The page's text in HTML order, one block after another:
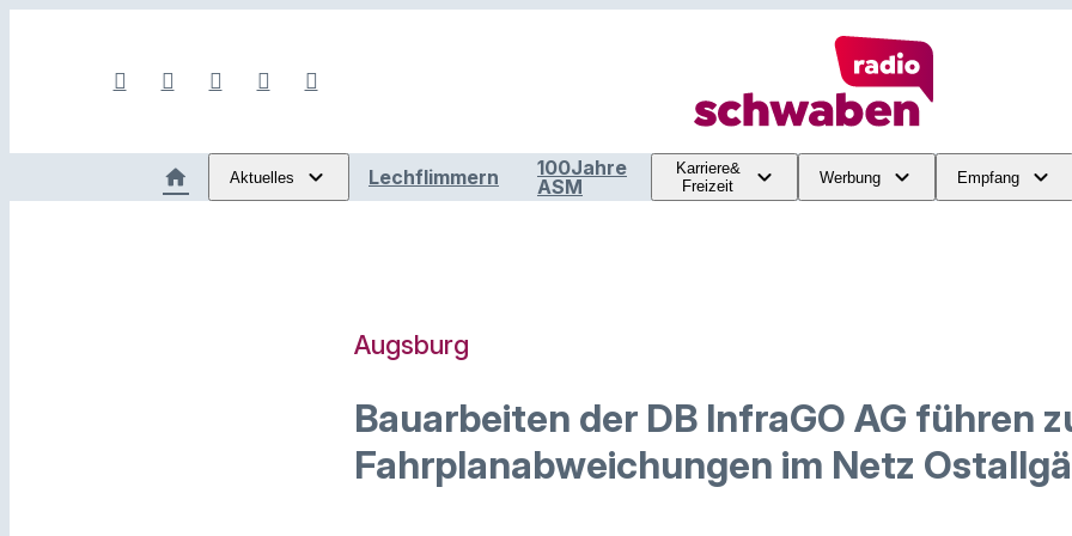
Aktuelles Lechflimmern
100Jahre
ASM
Karriere&
Freizeit
Werbung Empfang
Augsburg
Bauarbeiten der DB InfraGO AG führen
Fahrplanabweichungen im Netz